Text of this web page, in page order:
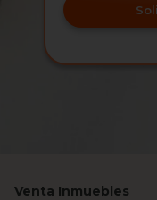
Venta Inmuebles